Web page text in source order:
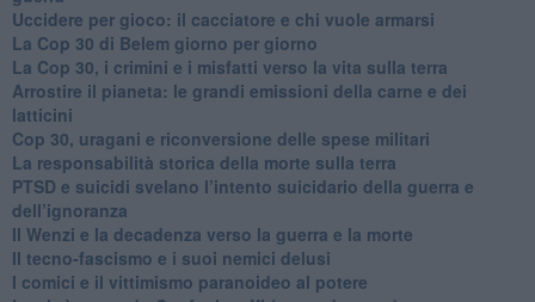
​Uccidere per gioco: il cacciatore e chi vuole armarsi
​La Cop 30 di Belem giorno per giorno
La Cop 30, i crimini e i misfatti verso la vita sulla terra
Arrostire il pianeta: le grandi emissioni della carne e dei
latticini
​Cop 30, uragani e riconversione delle spese militari
La responsabilità storica della morte sulla terra
PTSD e suicidi svelano l’intento suicidario della guerra e
dell’ignoranza
Il Wenzi e la decadenza verso la guerra e la morte
​Il tecno-fascismo e i suoi nemici delusi
​I comici e il vittimismo paranoideo al potere